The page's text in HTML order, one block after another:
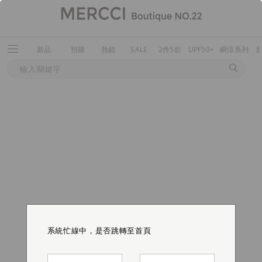
新品 預購 熱銷 SALE 2件5折 UPF50+ 瞬涼系列
系統忙線中，是否跳轉至首頁
系統忙線中，是否跳轉至首頁
系統忙線中，是否跳轉至首頁
系統忙線中，是否跳轉至首頁
系統忙線中，是否跳轉至首頁